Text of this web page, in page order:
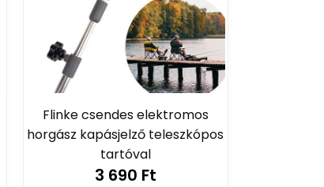
Flinke csendes elektromos
horgász kapásjelző teleszkópos
tartóval
3 690 Ft